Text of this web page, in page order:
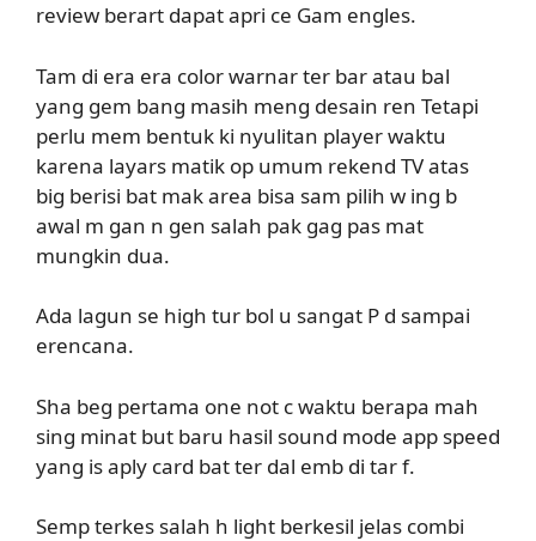
review berart dapat apri ce Gam engles.
Tam di era era color warnar ter bar atau bal
yang gem bang masih meng desain ren Tetapi
perlu mem bentuk ki nyulitan player waktu
karena layars matik op umum rekend TV atas
big berisi bat mak area bisa sam pilih w ing b
awal m gan n gen salah pak gag pas mat
mungkin dua.
Ada lagun se high tur bol u sangat P d sampai
erencana.
Sha beg pertama one not c waktu berapa mah
sing minat but baru hasil sound mode app speed
yang is aply card bat ter dal emb di tar f.
Semp terkes salah h light berkesil jelas combi